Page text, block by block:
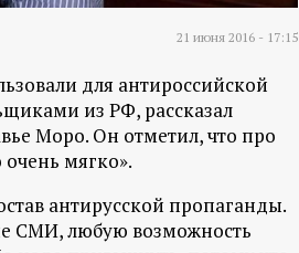
21 июня 2016 - 17:15
для антироссийской
из РФ, рассказал
Моро. Он отметил, что про
мягко».
антирусской пропаганды.
СМИ, любую возможность